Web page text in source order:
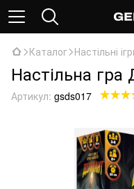
Каталог Настільні
Настільна гра
Артикул: gsds017